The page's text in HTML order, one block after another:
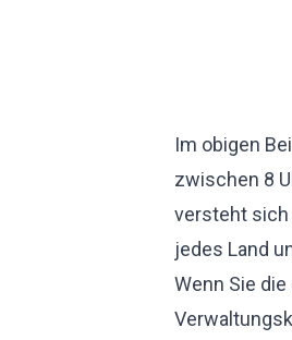
Im obigen
zwischen 8
versteht sich
jedes Land
Wenn Sie